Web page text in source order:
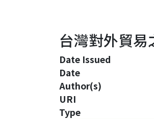
台灣對外貿易
Date Issued
Date
Author(s)
URI
Type